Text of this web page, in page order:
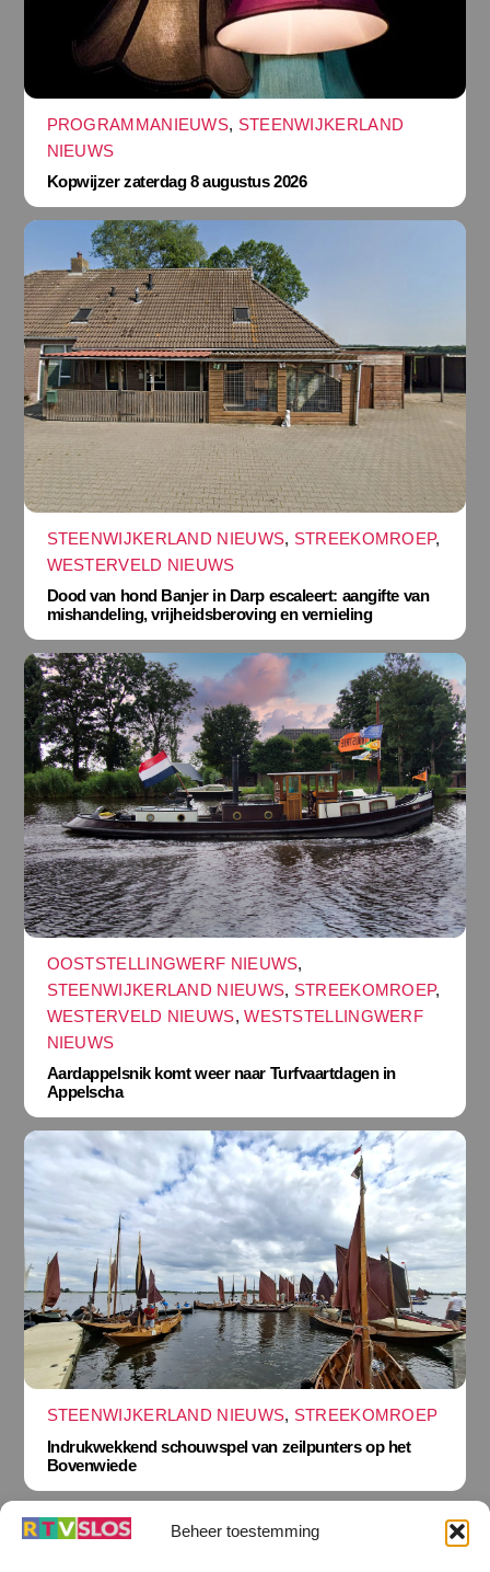
Beheer toestemming
PROGRAMMANIEUWS, STEENWIJKERLAND
NIEUWS
Kopwijzer zaterdag 8 augustus 2026
STEENWIJKERLAND NIEUWS, STREEKOMROEP,
WESTERVELD NIEUWS
Dood van hond Banjer in Darp escaleert: aangifte van
mishandeling, vrijheidsberoving en vernieling
OOSTSTELLINGWERF NIEUWS,
STEENWIJKERLAND NIEUWS, STREEKOMROEP,
WESTERVELD NIEUWS,WESTSTELLINGWERF
NIEUWS
Aardappelsnik komt weer naar Turfvaartdagen in
Appelscha
STEENWIJKERLAND NIEUWS, STREEKOMROEP
Indrukwekkend schouwspel van zeilpunters op het
Bovenwiede